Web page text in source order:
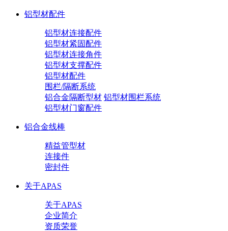
铝型材配件
铝型材连接配件
铝型材紧固配件
铝型材连接角件
铝型材支撑配件
铝型材配件
围栏/隔断系统
铝合金隔断型材 铝型材围栏系统
铝型材门窗配件
铝合金线棒
精益管型材
连接件
密封件
关于APAS
关于APAS
企业简介
资质荣誉